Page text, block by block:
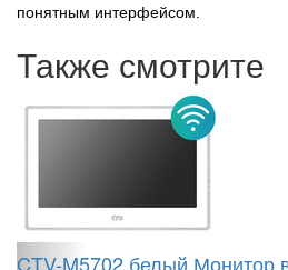
понятным интерфейсом.
Также смотрите
CTV-M5702 белый Монитор